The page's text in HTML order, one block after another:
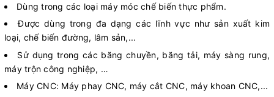
Dùng trong các loại máy móc chế biến thực phẩm.
Được dùng trong đa dạng các lĩnh vực như sản xuất kim
loại, chế biến đường, lâm sản,...
Sử dụng trong các băng chuyền, băng tải, máy sàng rung,
máy trộn công nghiệp, …
Máy CNC: Máy phay CNC, máy cắt CNC, máy khoan CNC,...